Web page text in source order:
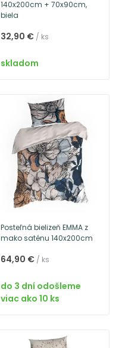
140x200cm + 70x90cm,
biela
32,90 € / ks
skladom
Posteľná bielizeň EMMA z
mako saténu 140x200cm
64,90 € / ks
do 3 dní odošleme
viac ako 10 ks